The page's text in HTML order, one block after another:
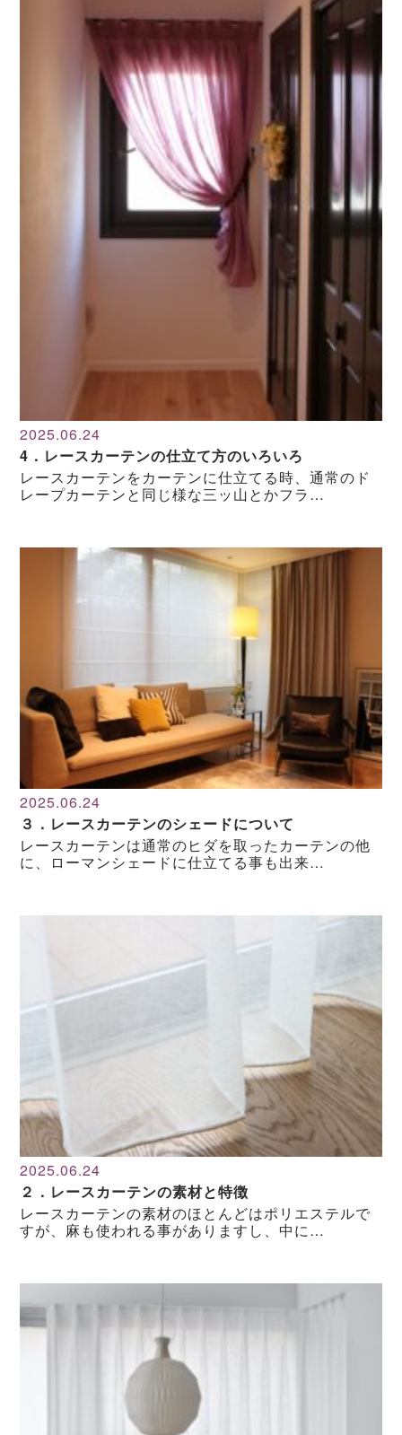
2025.06.24
4．レースカーテンの仕立て方のいろいろ
レースカーテンをカーテンに仕立てる時、通常のド
レープカーテンと同じ様な三ッ山とかフラ…
2025.06.24
３．レースカーテンのシェードについて
レースカーテンは通常のヒダを取ったカーテンの他
に、ローマンシェードに仕立てる事も出来…
2025.06.24
２．レースカーテンの素材と特徴
レースカーテンの素材のほとんどはポリエステルで
すが、麻も使われる事がありますし、中に…